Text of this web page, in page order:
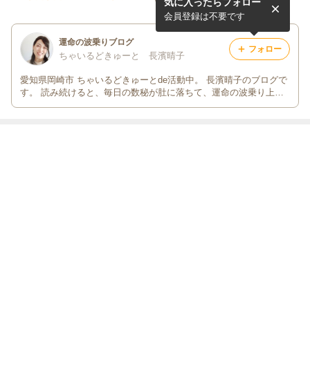
運命の波乗りブログ
ちゃいるどきゅーと 長濱晴子
愛知県岡崎市 ちゃいるどきゅーとde活動中。 長濱晴子のブログで
す。 読み続けると、毎日の数秘が肚に落ちて、運命の波乗り上手
になりますよ(^o^)
会員登録は不要です
フォロー